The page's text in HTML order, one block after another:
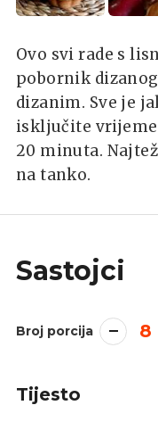
Ovo svi rade s
pobornik
dizanim. Sve je
isključite
20 minuta.
na tanko.
Sastojci
Broj porcija 8
Tijesto